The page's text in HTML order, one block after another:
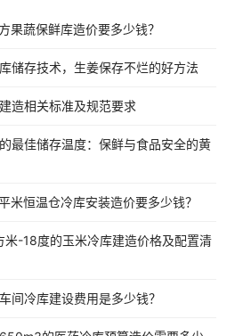
果蔬保鲜库造价要多少钱？
储存技术，生姜保存不烂的好方法
造相关标准及规范要求
最佳储存温度：保鲜与食品安全的黄
米恒温仓冷库安装造价要多少钱？
米-18度的玉米冷库建造价格及配置清
间冷库建设费用是多少钱？